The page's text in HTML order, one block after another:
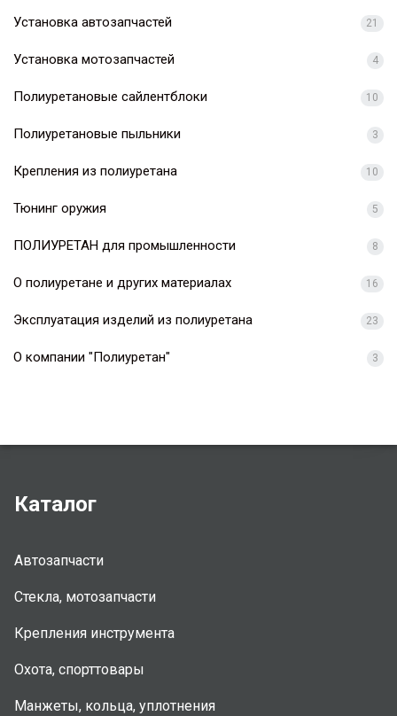
Установка автозапчастей 21
Установка мотозапчастей 4
Полиуретановые сайлентблоки 10
Полиуретановые пыльники 3
Крепления из полиуретана 10
Тюнинг оружия 5
ПОЛИУРЕТАН для промышленности 8
О полиуретане и других материалах 16
Эксплуатация изделий из полиуретана 23
О компании "Полиуретан" 3
Каталог
Автозапчасти
Стекла, мотозапчасти
Крепления инструмента
Охота, спорттовары
Манжеты, кольца, уплотнения